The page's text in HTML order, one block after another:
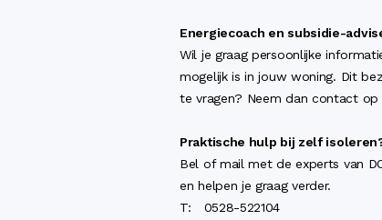
Energiecoach en subsidie-
Wil je graag persoonlijke
mogelijk is in jouw woning. Dit
te vragen? Neem dan contact
Praktische hulp bij zelf
Bel of mail met de experts van
en helpen je graag verder.
T: 0528-522104